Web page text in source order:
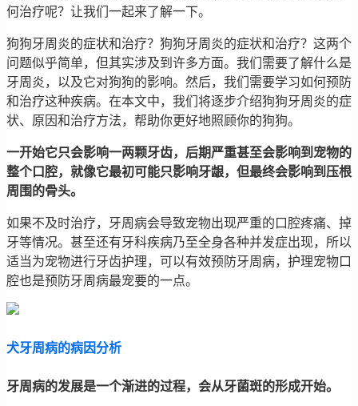
何治疗呢？让我们一起来了解一下。
狗狗牙周炎的症状和治疗？狗狗牙周炎的症状和治疗？这两个
问题似乎简单，但其实涉及到许多方面。我们需要了解什么是
牙周炎，以及它对狗狗的影响。然后，我们需要学习如何预防
和治疗这种疾病。在本文中，我们将逐步介绍狗狗牙周炎的症
状、原因和治疗方法，帮助你更好地照顾你的狗狗。
一开始它只会影响一两颗牙齿，后期严重甚至会影响到宠物的
整个口腔，就像它最初可能只影响牙龈，但最终会影响到压根
周围的骨头。
如果不及时治疗，牙周病会导致宠物出现严重的口腔疼痛、掉
牙等情况。甚至还有牙科疾病乃至全身各种并发症出现，所以
适当为宠物进行牙齿护理，可以有效预防牙周病，护理宠物口
腔也是预防牙周病最宠要的一点。
犬牙周病的病因分析
牙周病的发展是一个渐进的过程，会从牙菌斑的形成开始。